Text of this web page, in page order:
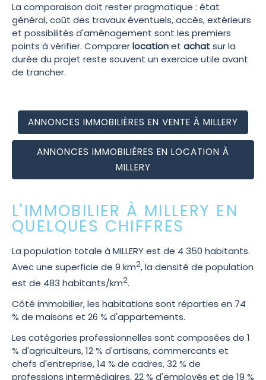
La comparaison doit rester pragmatique : état
général, coût des travaux éventuels, accès, extérieurs
et possibilités d'aménagement sont les premiers
points à vérifier. Comparerlocationet achatsur la
durée du projet reste souvent un exercice utile avant
de trancher.
ANNONCES IMMOBILIÈRES EN VENTE À MILLERY
ANNONCES IMMOBILIÈRES EN LOCATION À
MILLERY
L'IMMOBILIER À MILLERY EN
QUELQUES CHIFFRES
La population totale à MILLERY est de 4 350 habitants.
Avec une superficie de 9 km2, la densité de population
est de 483 habitants/km2.
Côté immobilier, les habitations sont réparties en 74
% de maisons et 26 % d'appartements.
Les catégories professionnelles sont composées de 1
% d'agriculteurs, 12 % d'artisans, commercants et
chefs d'entreprise, 14 % de cadres, 32 % de
professions intermédiaires, 22 % d'employés et de 19 %